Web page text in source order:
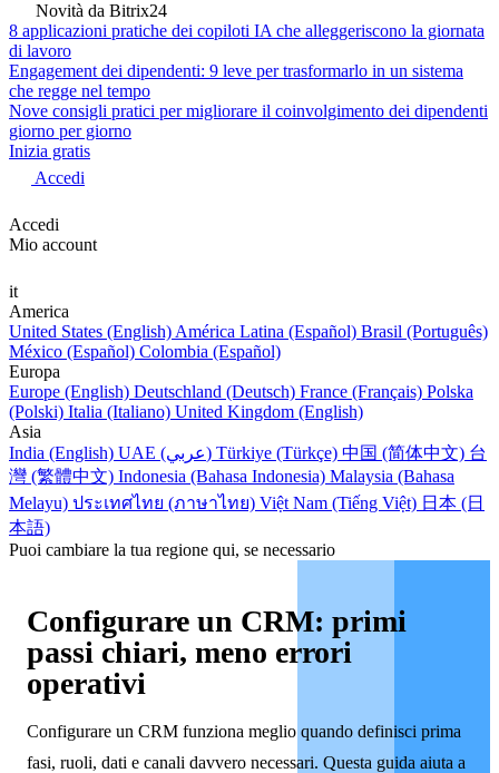
Novità da Bitrix24
8 applicazioni pratiche dei copiloti IA che alleggeriscono la giornata
di lavoro
Engagement dei dipendenti: 9 leve per trasformarlo in un sistema
che regge nel tempo
Nove consigli pratici per migliorare il coinvolgimento dei dipendenti
giorno per giorno
Inizia gratis
Accedi
Accedi
Mio account
it
America
United States (English) América Latina (Español) Brasil (Português)
México (Español) Colombia (Español)
Europa
Europe (English) Deutschland (Deutsch) France (Français) Polska
(Polski) Italia (Italiano) United Kingdom (English)
Asia
India (English)
UAE (عربي) Türkiye (Türkçe) 中国 (简体中文) 台
灣 (繁體中文) Indonesia (Bahasa Indonesia) Malaysia (Bahasa
Melayu) ประเทศไทย (ภาษาไทย) Việt Nam (Tiếng Việt) 日本 (日
本語)
Puoi cambiare la tua regione qui, se necessario
Configurare un CRM: primi
passi chiari, meno errori
operativi
Configurare un CRM funziona meglio quando definisci prima
fasi, ruoli, dati e canali davvero necessari. Questa guida aiuta a